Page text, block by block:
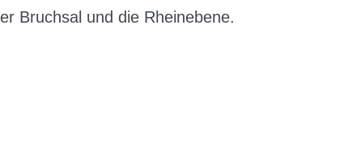
Bruchsal und die Rheinebene.